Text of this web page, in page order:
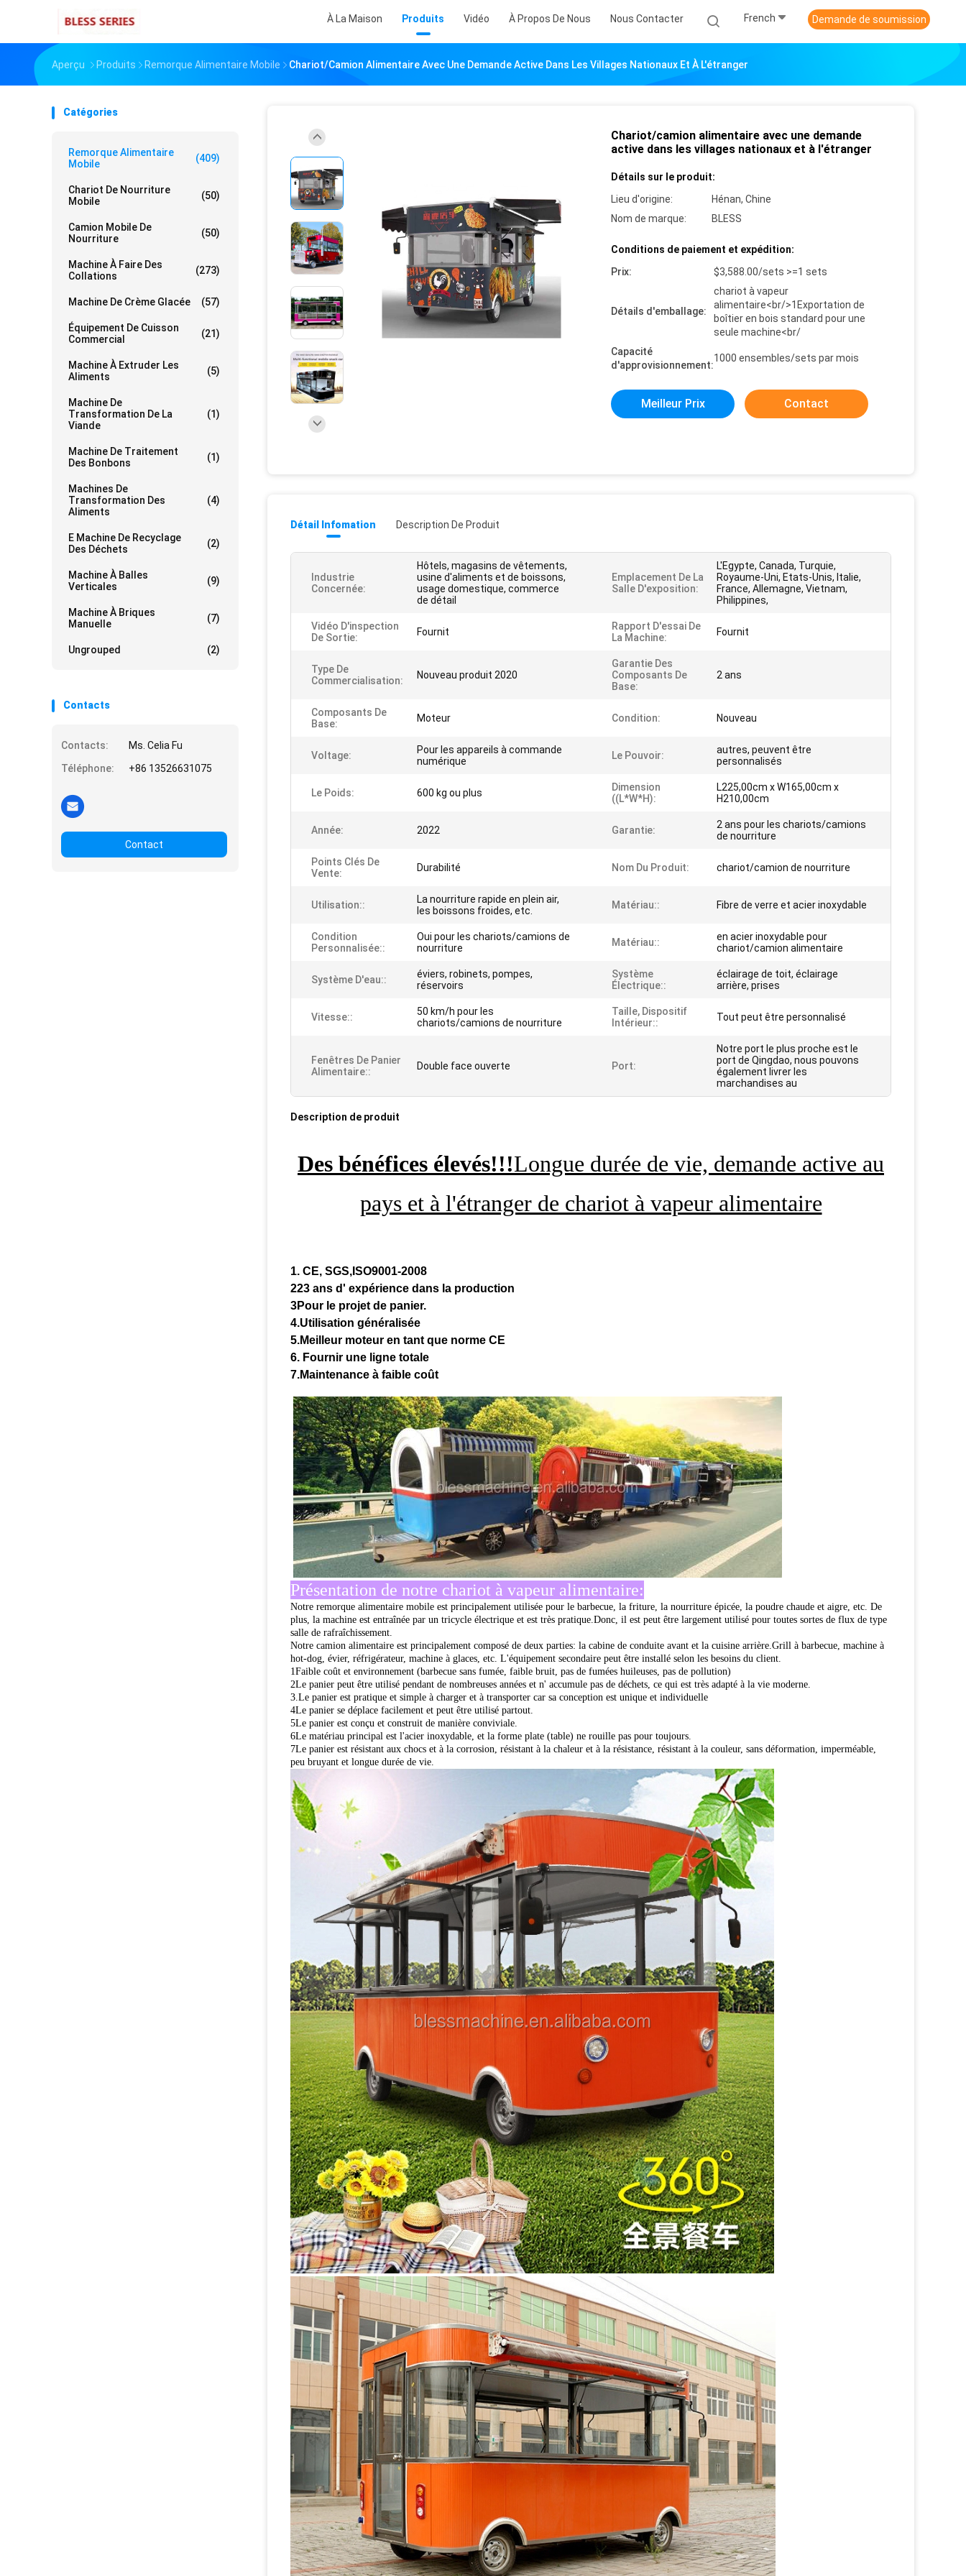
À La Maison Produits Vidéo À Propos De Nous Nous Contacter French Demande de soumission
Aperçu Produits Remorque Alimentaire Mobile Chariot/camion Alimentaire Avec Une Demande Active Dans Les Villages Nationaux Et À L'étranger
Catégories
Remorque Alimentaire
Mobile
(409)
Chariot De Nourriture
Mobile
(50)
Camion Mobile De
Nourriture
(50)
Machine À Faire Des
Collations
(273)
Machine De Crème Glacée (57)
Équipement De Cuisson
Commercial
(21)
Machine À Extruder Les
Aliments
(5)
Machine De
Transformation De La
Viande
(1)
Machine De Traitement
Des Bonbons
(1)
Machines De
Transformation Des
Aliments
(4)
E Machine De Recyclage
Des Déchets
(2)
Machine À Balles
Verticales
(9)
Machine À Briques
Manuelle
(7)
Ungrouped (2)
Contacts
Contacts:
Ms. Celia Fu
Téléphone:
+86 13526631075
Contact
Chariot/camion alimentaire avec une demande
active dans les villages nationaux et à l'étranger
Détails sur le produit:
Lieu d'origine:
Hénan, Chine
Nom de marque:
BLESS
Conditions de paiement et expédition:
Prix:
$3,588.00/sets >=1 sets
Détails d'emballage:
chariot à vapeur
alimentaire<br/>1Exportation de
boîtier en bois standard pour une
seule machine<br/
Capacité
d'approvisionnement:
1000 ensembles/sets par mois
Meilleur Prix Contact
Détail Infomation Description De Produit
Industrie
Concernée:
Hôtels, magasins de vêtements,
usine d'aliments et de boissons,
usage domestique, commerce
de détail
Emplacement De La
Salle D'exposition:
L'Egypte, Canada, Turquie,
Royaume-Uni, Etats-Unis, Italie,
France, Allemagne, Vietnam,
Philippines,
Vidéo D'inspection
De Sortie:
Fournit
Rapport D'essai De
La Machine:
Fournit
Type De
Commercialisation:
Nouveau produit 2020
Garantie Des
Composants De
Base:
2 ans
Composants De
Base:
Moteur Condition: Nouveau
Voltage:
Pour les appareils à commande
numérique
Le Pouvoir:
autres, peuvent être
personnalisés
Le Poids: 600 kg ou plus
Dimension
((L*W*H):
L225,00cm x W165,00cm x
H210,00cm
Année: 2022 Garantie:
2 ans pour les chariots/camions
de nourriture
Points Clés De
Vente:
Durabilité Nom Du Produit: chariot/camion de nourriture
Utilisation::
La nourriture rapide en plein air,
les boissons froides, etc.
Matériau:: Fibre de verre et acier inoxydable
Condition
Personnalisée::
Oui pour les chariots/camions de
nourriture
Matériau::
en acier inoxydable pour
chariot/camion alimentaire
Système D'eau::
éviers, robinets, pompes,
réservoirs
Système
Électrique::
éclairage de toit, éclairage
arrière, prises
Vitesse::
50 km/h pour les
chariots/camions de nourriture
Taille, Dispositif
Intérieur::
Tout peut être personnalisé
Fenêtres De Panier
Alimentaire::
Double face ouverte Port:
Notre port le plus proche est le
port de Qingdao, nous pouvons
également livrer les
marchandises au
Description de produit
Des bénéfices élevés!!!Longue durée de vie, demande active au
pays et à l'étranger de chariot à vapeur alimentaire
1. CE, SGS,ISO9001-2008
223 ans d' expérience dans la production
3Pour le projet de panier.
4.Utilisation généralisée
5.Meilleur moteur en tant que norme CE
6. Fournir une ligne totale
7.Maintenance à faible coût
Présentation de notre chariot à vapeur alimentaire:
Notre remorque alimentaire mobile est principalement utilisée pour le barbecue, la friture, la nourriture épicée, la poudre chaude et aigre, etc. De
plus, la machine est entraînée par un tricycle électrique et est très pratique.Donc, il est peut être largement utilisé pour toutes sortes de flux de type
salle de rafraîchissement.
Notre camion alimentaire est principalement composé de deux parties: la cabine de conduite avant et la cuisine arrière.Grill à barbecue, machine à
hot-dog, évier, réfrigérateur, machine à glaces, etc. L'équipement secondaire peut être installé selon les besoins du client.
1Faible coût et environnement (barbecue sans fumée, faible bruit, pas de fumées huileuses, pas de pollution)
2Le panier peut être utilisé pendant de nombreuses années et n' accumule pas de déchets, ce qui est très adapté à la vie moderne.
3.Le panier est pratique et simple à charger et à transporter car sa conception est unique et individuelle
4Le panier se déplace facilement et peut être utilisé partout.
5Le panier est conçu et construit de manière conviviale.
6Le matériau principal est l'acier inoxydable, et la forme plate (table) ne rouille pas pour toujours.
7Le panier est résistant aux chocs et à la corrosion, résistant à la chaleur et à la résistance, résistant à la couleur, sans déformation, imperméable,
peu bruyant et longue durée de vie.